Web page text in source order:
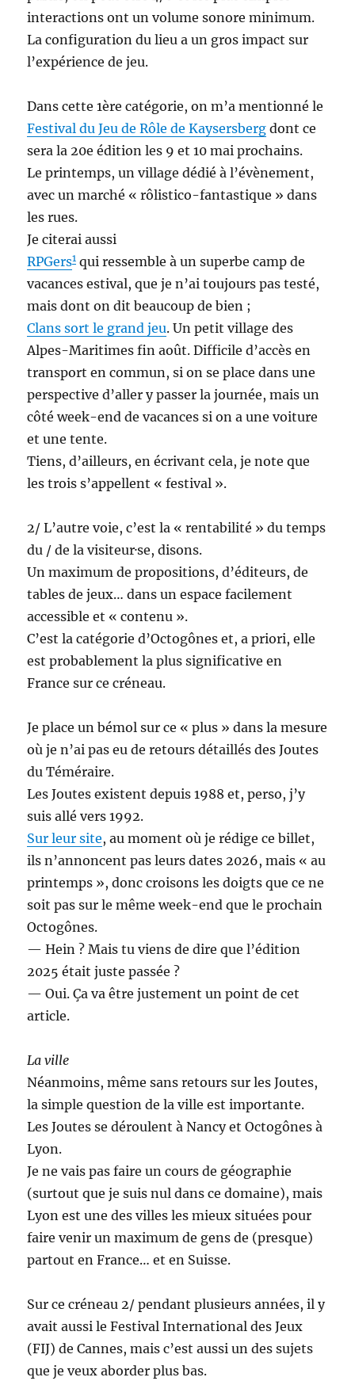
interactions ont un volume sonore minimum.
La configuration du lieu a un gros impact sur
l’expérience de jeu.
Dans cette 1ère catégorie, on m’a mentionné le
Festival du Jeu de Rôle de Kaysersberg dont ce
sera la 20e édition les 9 et 10 mai prochains.
Le printemps, un village dédié à l’évènement,
avec un marché « rôlistico-fantastique » dans
les rues.
Je citerai aussi
RPGers1 qui ressemble à un superbe camp de
vacances estival, que je n’ai toujours pas testé,
mais dont on dit beaucoup de bien ;
Clans sort le grand jeu. Un petit village des
Alpes-Maritimes fin août. Difficile d’accès en
transport en commun, si on se place dans une
perspective d’aller y passer la journée, mais un
côté week-end de vacances si on a une voiture
et une tente.
Tiens, d’ailleurs, en écrivant cela, je note que
les trois s’appellent « festival ».
2/ L’autre voie, c’est la « rentabilité » du temps
du / de la visiteur·se, disons.
Un maximum de propositions, d’éditeurs, de
tables de jeux… dans un espace facilement
accessible et « contenu ».
C’est la catégorie d’Octogônes et, a priori, elle
est probablement la plus significative en
France sur ce créneau.
Je place un bémol sur ce « plus » dans la mesure
où je n’ai pas eu de retours détaillés des Joutes
du Téméraire.
Les Joutes existent depuis 1988 et, perso, j’y
suis allé vers 1992.
Sur leur site, au moment où je rédige ce billet,
ils n’annoncent pas leurs dates 2026, mais « au
printemps », donc croisons les doigts que ce ne
soit pas sur le même week-end que le prochain
Octogônes.
— Hein ? Mais tu viens de dire que l’édition
2025 était juste passée ?
— Oui. Ça va être justement un point de cet
article.
La ville
Néanmoins, même sans retours sur les Joutes,
la simple question de la ville est importante.
Les Joutes se déroulent à Nancy et Octogônes à
Lyon.
Je ne vais pas faire un cours de géographie
(surtout que je suis nul dans ce domaine), mais
Lyon est une des villes les mieux situées pour
faire venir un maximum de gens de (presque)
partout en France… et en Suisse.
Sur ce créneau 2/ pendant plusieurs années, il y
avait aussi le Festival International des Jeux
(FIJ) de Cannes, mais c’est aussi un des sujets
que je veux aborder plus bas.